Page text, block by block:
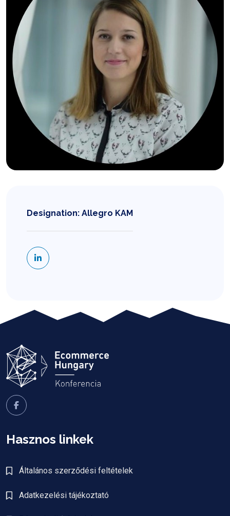
Designation: Allegro KAM
Hasznos linkek
Általános szerződési feltételek
Adatkezelési tájékoztató